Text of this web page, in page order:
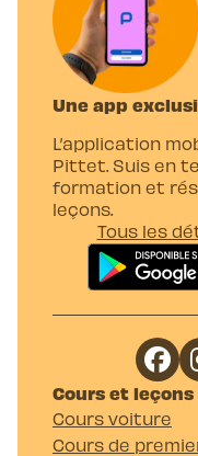
Une app
L’application
Pittet. Suis en
formation et
leçons.
Tous les
Cours et leçons
Cours voiture
Cours de